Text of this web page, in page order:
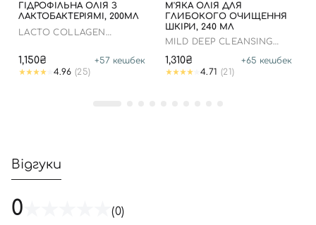
ГІДРОФІЛЬНА ОЛІЯ З
ЛАКТОБАКТЕРІЯМІ, 200МЛ
LACTO COLLAGEN
1,150₴ +57 кешбек
4.96 (25)
М'ЯКА ОЛІЯ ДЛЯ
ГЛИБОКОГО ОЧИЩЕННЯ
ШКІРИ, 240 МЛ
MILD DEEP CLEANSING
1,310₴ +65 кешбек
4.71 (21)
Відгуки
0 (0)